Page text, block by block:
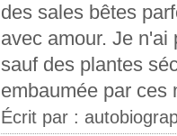
des sales bêtes
avec amour. Je
sauf des plantes
embaumée par ces
Écrit par :